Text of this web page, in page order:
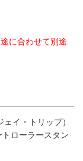
に合わせて別途
イ・トリップ）
ローラースタン